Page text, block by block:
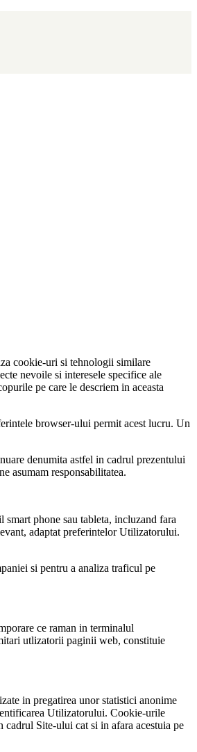
cookie-uri si tehnologii similare
nevoile si interesele specifice ale
pe care le descriem in aceasta
browser-ului permit acest lucru. Un
denumita astfel in cadrul prezentului
asumam responsabilitatea.
phone sau tableta, incluzand fara
adaptat preferintelor Utilizatorului.
si pentru a analiza traficul pe
ce raman in terminalul
utlizatorii paginii web, constituie
in pregatirea unor statistici anonime
Utilizatorului. Cookie-urile
Site-ului cat si in afara acestuia pe